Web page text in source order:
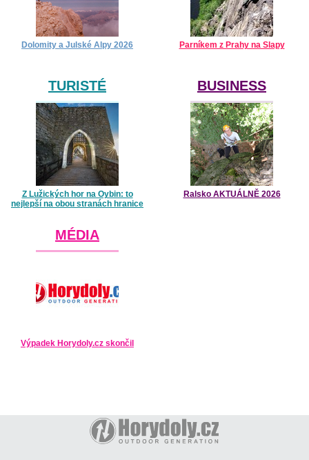
Dolomity a Julské Alpy 2026 Parníkem z Prahy na Slapy
TURISTÉ
Z Lužických hor na Oybin: to
nejlepší na obou stranách hranice
BUSINESS
Ralsko AKTUÁLNĚ 2026
MÉDIA
Výpadek Horydoly.cz skončil